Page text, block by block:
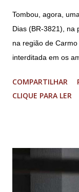
Tombou, agora,
Dias (BR-3821), na
na região de
interditada em os
Imagens
COMPARTILHAR
CLIQUE PARA LER